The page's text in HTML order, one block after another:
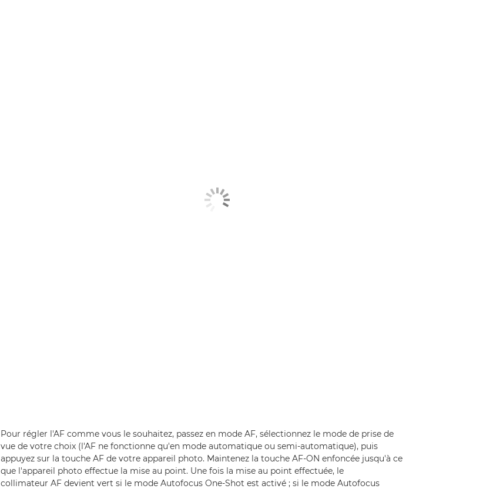
Pour régler l'AF comme vous le souhaitez, passez en mode AF, sélectionnez le mode de prise de
vue de votre choix (l'AF ne fonctionne qu'en mode automatique ou semi-automatique), puis
appuyez sur la touche AF de votre appareil photo. Maintenez la touche AF-ON enfoncée jusqu'à ce
que l'appareil photo effectue la mise au point. Une fois la mise au point effectuée, le
collimateur AF devient vert si le mode Autofocus One-Shot est activé ; si le mode Autofocus